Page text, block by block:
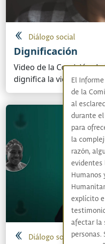
Diálogo social
Dignificación
Video de la Comisión
dignifica la vida de las
Diálogo social
El
de la
al
durante
para
la
razón,
evidentes
Humanos
explícito
afectar la
personas.